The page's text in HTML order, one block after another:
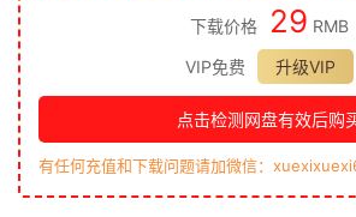
下载价格 29 RMB
VIP免费
升级VIP
点击检测网盘有效后购
有任何充值和下载问题请加微信：